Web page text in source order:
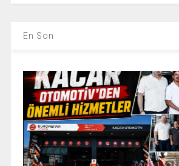
En Son